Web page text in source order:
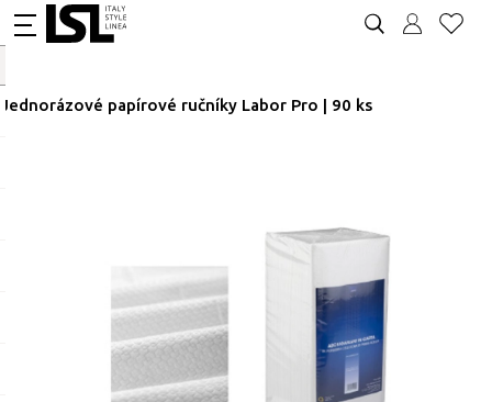
Jednorázové papírové ručníky Labor Pro | 90 ks